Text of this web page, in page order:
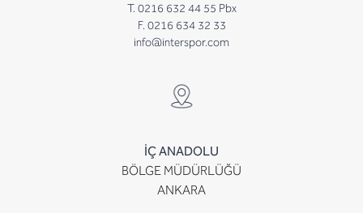
T. 0216 632 44 55 Pbx
F. 0216 634 32 33
info@interspor.com
İÇ ANADOLU
BÖLGE MÜDÜRLÜĞÜ
ANKARA